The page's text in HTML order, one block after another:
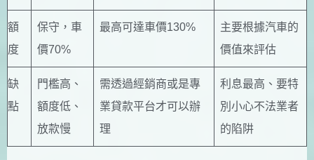
額
度
保守，車
價70%
最高可達車價130%
主要根據汽車的
價值來評估
缺
點
門檻高、
額度低、
放款慢
需透過經銷商或是專
業貸款平台才可以辦
理
利息最高、要特
別小心不法業者
的陷阱